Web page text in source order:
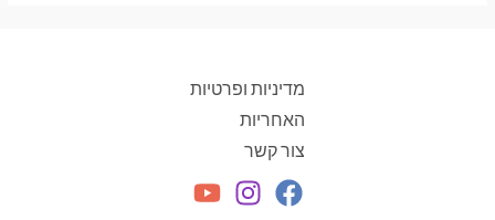
מדיניות ופרטיות
האחריות
צור קשר